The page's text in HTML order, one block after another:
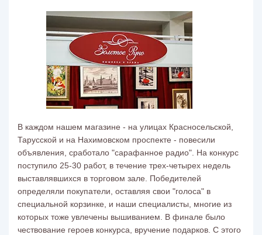
В каждом нашем магазине - на улицах Красносельской,
Тарусской и на Нахимовском проспекте - повесили
объявления, сработало "сарафанное радио". На конкурс
поступило 25-30 работ, в течение трех-четырех недель
выставлявшихся в торговом зале. Победителей
определяли покупатели, оставляя свои "голоса" в
специальной корзинке, и наши специалисты, многие из
которых тоже увлечены вышиванием. В финале было
чествование героев конкурса, вручение подарков. С этого